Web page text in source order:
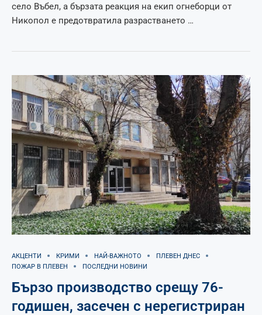
село Въбел, а бързата реакция на екип огнеборци от
Никопол е предотвратила разрастването …
АКЦЕНТИ КРИМИ НАЙ-ВАЖНОТО
ПЛЕВЕН ДНЕС
ПОЖАР В ПЛЕВЕН
ПОСЛЕДНИ НОВИНИ
Бързо производство срещу 76-
годишен, засечен с нерегистриран